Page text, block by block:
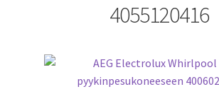
Asiakaspalvelu
4055120416